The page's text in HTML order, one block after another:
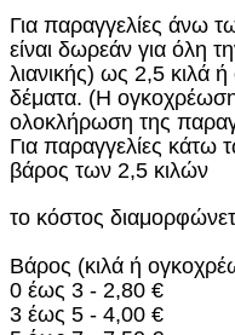
Για παραγγελίες άνω
είναι δωρεάν για όλη
λιανικής) ως 2,5 κιλά
δέματα. (Η ογκοχρέωση
ολοκλήρωση της
Για παραγγελίες κάτω
βάρος των 2,5 κιλών
το κόστος
Βάρος (κιλά ή
0 έως 3 - 2,80 €
3 έως 5 - 4,00 €